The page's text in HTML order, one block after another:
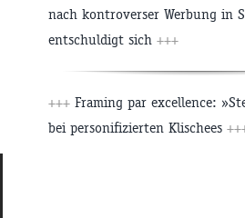
nach kontroverser Werbung in
entschuldigt sich +++
+++ Framing par excellence:
bei personifizierten Klischees